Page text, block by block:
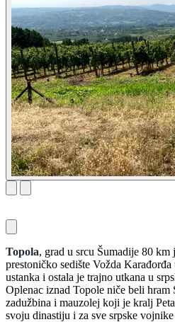
Topola, grad u srcu Šumadije 80
prestoničko sedište Vožda
ustanka i ostala je trajno utkana u
Oplenac iznad Topole niče beli
zadužbina i mauzolej koji je kralj
svoju dinastiju i za sve srpske